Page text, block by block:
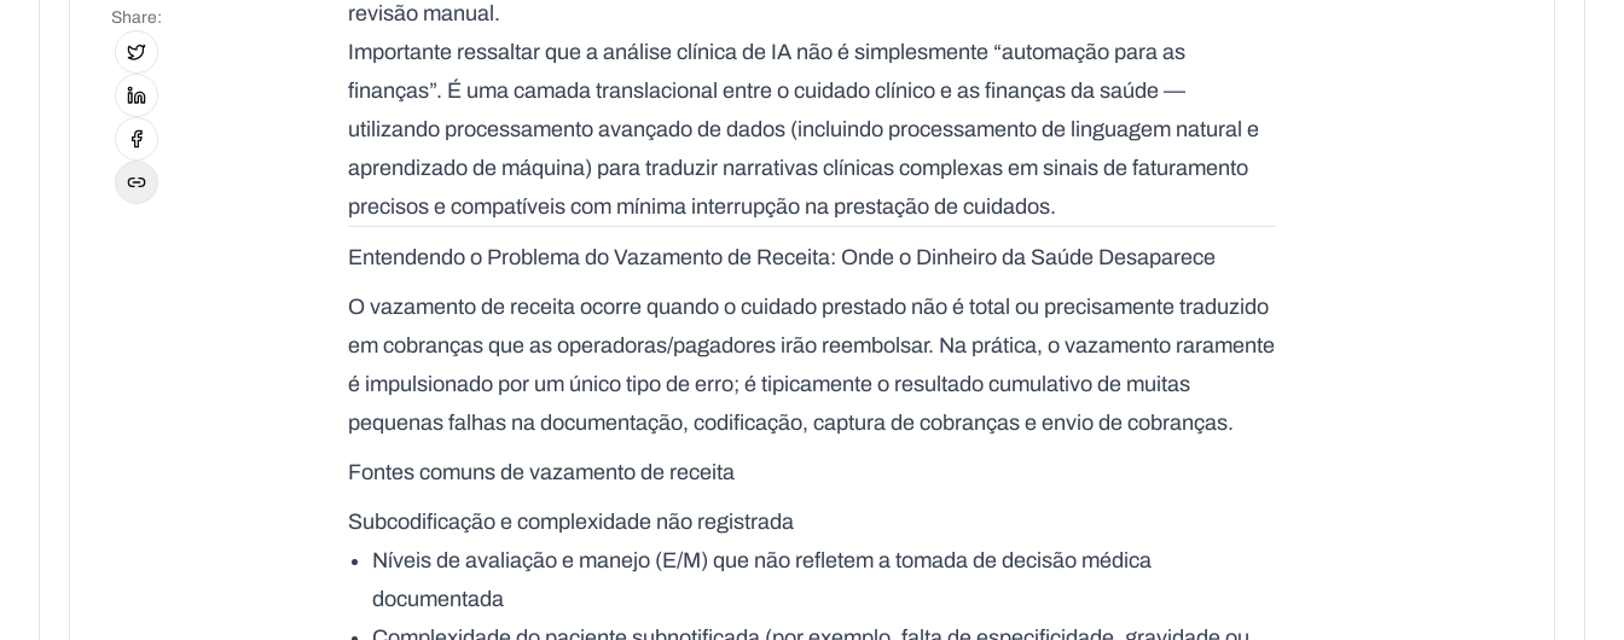
Share:
revisão manual.
Importante ressaltar que a análise clínica de IA não é simplesmente “automação para as
finanças”. É uma camada translacional entre o cuidado clínico e as finanças da saúde —
utilizando processamento avançado de dados (incluindo processamento de linguagem natural e
aprendizado de máquina) para traduzir narrativas clínicas complexas em sinais de faturamento
precisos e compatíveis com mínima interrupção na prestação de cuidados.
Entendendo o Problema do Vazamento de Receita: Onde o Dinheiro da Saúde Desaparece
O vazamento de receita ocorre quando o cuidado prestado não é total ou precisamente traduzido
em cobranças que as operadoras/pagadores irão reembolsar. Na prática, o vazamento raramente
é impulsionado por um único tipo de erro; é tipicamente o resultado cumulativo de muitas
pequenas falhas na documentação, codificação, captura de cobranças e envio de cobranças.
Fontes comuns de vazamento de receita
Subcodificação e complexidade não registrada
Níveis de avaliação e manejo (E/M) que não refletem a tomada de decisão médica
documentada